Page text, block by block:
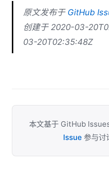
原文发布于 GitHub
创建于 2020-03-
03-20T02:35:48Z
本文基于 GitHub
Issue 参与讨